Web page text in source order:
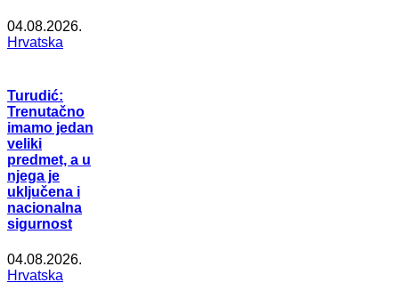
04.08.2026.
Hrvatska
Turudić:
Trenutačno
imamo jedan
veliki
predmet, a u
njega je
uključena i
nacionalna
sigurnost
04.08.2026.
Hrvatska